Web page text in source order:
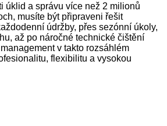
úklid a správu více než 2 milionů
musíte být připraveni řešit
údržby, přes sezónní úkoly,
až po náročné technické čištění
v takto rozsáhlém
flexibilitu a vysokou